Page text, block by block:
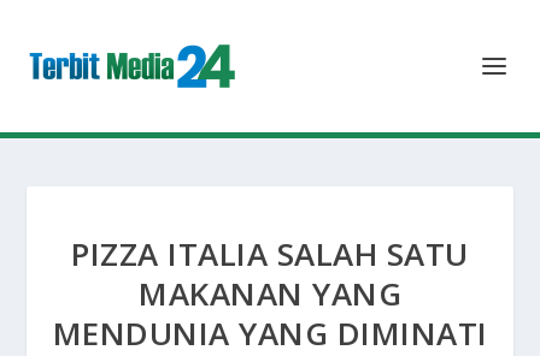
PIZZA ITALIA SALAH SATU
MAKANAN YANG
MENDUNIA YANG DIMINATI